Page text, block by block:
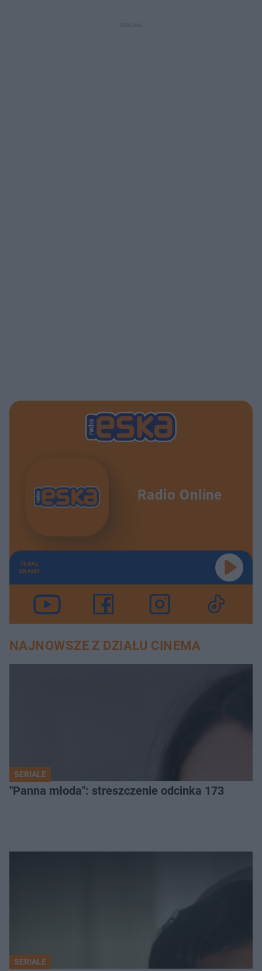
Radio Online
TERAZ
GRAMY
NAJNOWSZE Z DZIAŁU CINEMA
SERIALE
"Panna młoda": streszczenie odcinka 173
SERIALE